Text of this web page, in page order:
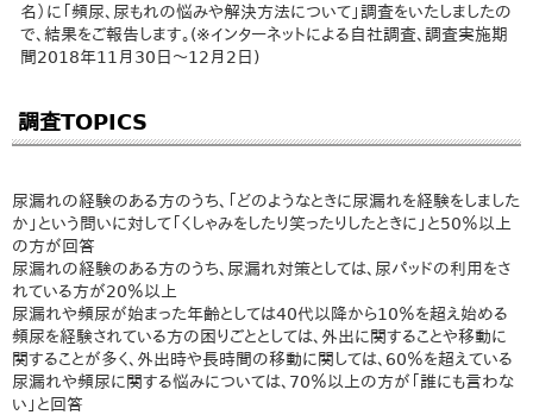
名）に「頻尿、尿もれの悩みや解決方法について」調査をいたしましたの
で、結果をご報告します。(※インターネットによる自社調査、調査実施期
間2018年11月30日～12月2日)
調査TOPICS
尿漏れの経験のある方のうち、「どのようなときに尿漏れを経験をしました
か」という問いに対して「くしゃみをしたり笑ったりしたときに」と50％以上
の方が回答
尿漏れの経験のある方のうち、尿漏れ対策としては、尿パッドの利用をさ
れている方が20％以上
尿漏れや頻尿が始まった年齢としては40代以降から10％を超え始める
頻尿を経験されている方の困りごととしては、外出に関することや移動に
関することが多く、外出時や長時間の移動に関しては、60％を超えている
尿漏れや頻尿に関する悩みについては、70％以上の方が「誰にも言わな
い」と回答